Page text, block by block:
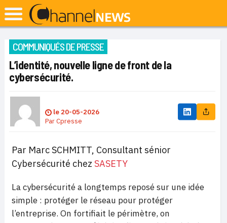
COMMUNIQUÉS DE PRESSE
L’identité, nouvelle ligne de front de la
cybersécurité.
le 20-05-2026
ParCpresse
Par Marc SCHMITT, Consultant sénior
Cybersécurité chez SASETY
La cybersécurité a longtemps reposé sur une idée
simple : protéger le réseau pour protéger
l’entreprise. On fortifiait le périmètre, on